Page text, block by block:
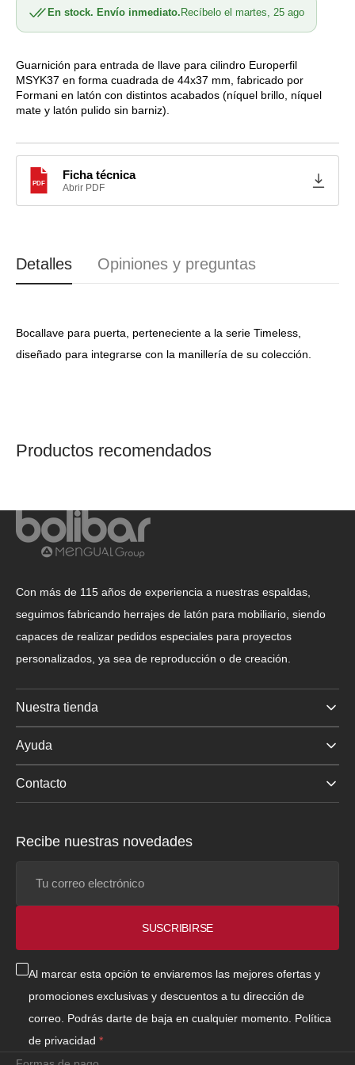
Bocallave
Formani
QO1934
Bocallave
Formani
QO1934
En stock. Envío inmediato. Recíbelo el martes, 25 ago
Guarnición para entrada de llave para cilindro Europerfil
MSYK37 en forma cuadrada de 44x37 mm, fabricado por
Formani en latón con distintos acabados (níquel brillo, níquel
mate y latón pulido sin barniz).
PDF
Ficha técnica
Abrir PDF
Detalles Opiniones y preguntas
Bocallave para puerta, perteneciente a la serie Timeless,
diseñado para integrarse con la manillería de su colección.
Productos recomendados
Con más de 115 años de experiencia a nuestras espaldas,
seguimos fabricando herrajes de latón para mobiliario, siendo
capaces de realizar pedidos especiales para proyectos
personalizados, ya sea de reproducción o de creación.
Nuestra tienda
Ayuda
Contacto
Recibe nuestras novedades
SUSCRIBIRSE
Al marcar esta opción te enviaremos las mejores ofertas y
promociones exclusivas y descuentos a tu dirección de
correo. Podrás darte de baja en cualquier momento. Política
de privacidad